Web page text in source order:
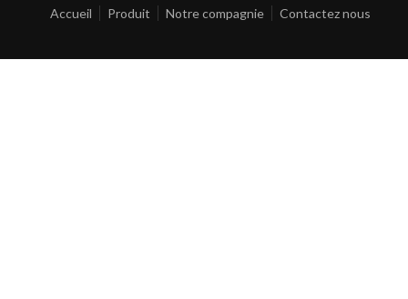
Accueil
Produit Notre compagnie Contactez nous